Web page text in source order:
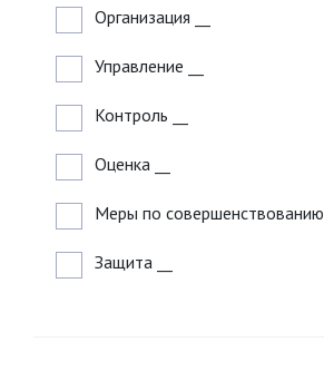
Организация
Управление
Контроль
Оценка
Меры по совершенствованию
Защита